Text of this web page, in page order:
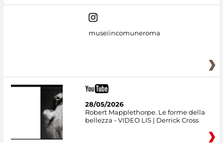
museiincomuneroma
28/05/2026
Robert Mapplethorpe. Le forme della
bellezza - VIDEO LIS | Derrick Cross